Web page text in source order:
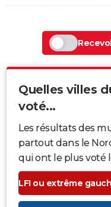
Quelles villes
voté...
Les résultats des
partout dans le
qui ont le plus voté
LFI ou extrême